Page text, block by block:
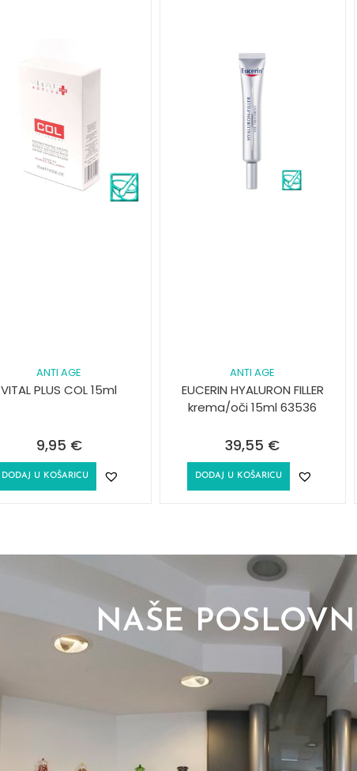
ANTI AGE
VITAL PLUS COL 15ml
9,95 €
DODAJ U KOŠARICU
ANTI AGE
EUCERIN HYALURON FILLER
krema/oči 15ml 63536
39,55 €
DODAJ U KOŠARICU
NAŠE